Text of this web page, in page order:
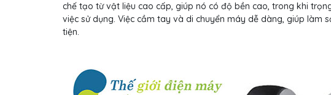
chế tạo từ vật liệu cao cấp, giúp nó có độ bền cao, trong khi
việc sử dụng. Việc cầm tay và di chuyển máy dễ dàng, giúp làm
tiện.